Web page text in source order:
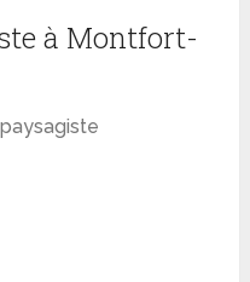
à Montfort-